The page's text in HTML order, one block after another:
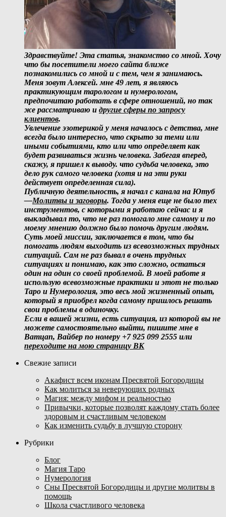
Здравствуйте! Эта статья, знакомство со мной. Хочу
что бы посетители моего сайта ближе
познакомились со мной и с тем, чем я занимаюсь.
Меня зовут Алексей. мне 49 лет, я являюсь
практикующим тарологом и нумерологом,
предпочитаю работать в сфере отношений, но так
же рассматриваю и другие сферы по запросу
клиентов.
Увлечение эзотерикой у меня началось с детства, мне
всегда было интересно, что скрыто за теми или
иными событиями, кто или что определяет как
будет развиваться жизнь человека. Забегая вперед,
скажу, я пришел к выводу. что судьба человека, это
дело рук самого человека (хотя и на эти руки
действует определенная сила).
Публичную деятельность, я начал с канала на Ютуб
—Молитвы и заговоры. Тогда у меня еще не было тех
инструментов, с которыми я работаю сейчас и я
выкладывал то, что не раз помогало мне самому и по
моему мнению должно было помочь другим людям.
Суть моей миссии, заключается в том, что бы
помогать людям выходить из всевозможных трудных
ситуаций. Сам не раз бывал в очень трудных
ситуациях и понимаю, как это сложно, остаться
один на один со своей проблемой. В моей работе я
использую всевозможные практики и этот не только
Таро и Нумерология, это весь мой жизненный опыт,
который я приобрел когда самому пришлось решать
свои проблемы в одиночку.
Если в вашей жизни, есть ситуация, из которой вы не
можете самостоятельно выйти, пишите мне в
Ватцап, Вайбер по номеру +7 925 099 2555 или
переходите на мою страницу ВК
Свежие записи
Акафист всем иконам Пресвятой Богородицы
Как молиться за неверующих родных
Магия: между мифом и реальностью
Привычки, которые позволят каждому стать более
здоровым и счастливым человеком
Как изменить судьбу в лучшую сторону
Рубрики
Блог
Магия Таро
Нумерология
Сны Пресвятой Богородицы и другие молитвы в
помощь
Школа счастливого человека